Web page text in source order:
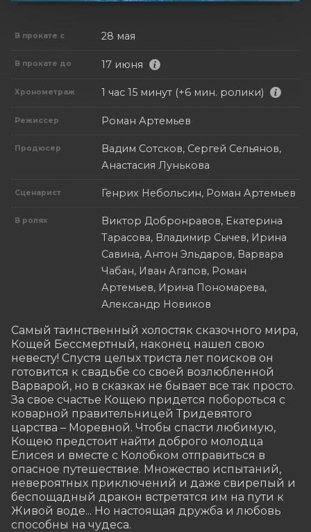
В прокате с 28 мая
В прокате до 17 июня
Хронометраж 1 час 15 минут (+6 мин. ролики)
Режиссер Роман Артемьев
Продюсер
Вадим Сотсков, Сергей Сельянов,
Анастасия Лунькова
Сценарист Генрих Небольсин, Роман Артемьев
В ролях
Виктор Добронравов, Екатерина
Тарасова, Владимир Сычев, Ирина
Савина, Антон Эльдаров, Варвара
Чабан, Иван Агапов, Роман
Артемьев, Ирина Пономарева,
Александр Новиков
Самый таинственный холостяк сказочного мира,
Кощей Бессмертный, наконец нашел свою
невесту! Спустя целых триста лет поисков он
готовится к свадьбе со своей возлюбленной
Варварой, но в сказках не бывает все так просто.
За свое счастье Кощею придется побороться с
коварной правительницей Тридевятого
царства – Моревной. Чтобы спасти любимую,
Кощею предстоит найти доброго молодца
Елисея и вместе с Колобком отправиться в
опасное путешествие. Множество испытаний,
невероятных приключений и даже свирепый и
беспощадный дракон встретятся им на пути к
Живой воде... Но настоящая дружба и любовь
способны на чудеса.